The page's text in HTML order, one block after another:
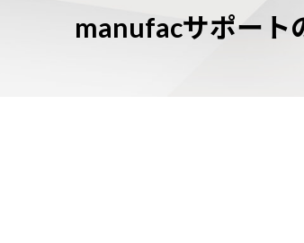
manufacサポート